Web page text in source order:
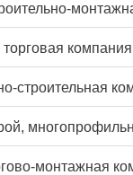
компания
строительная
монтажная